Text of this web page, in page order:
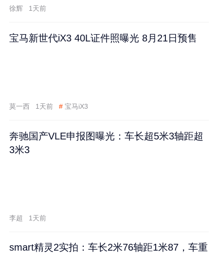
徐辉 1天前
宝马新世代iX3 40L证件照曝光 8月21日预售
莫一西 1天前 # 宝马iX3
奔驰国产VLE申报图曝光：车长超5米3轴距超
3米3
李超 1天前
smart精灵2实拍：车长2米76轴距1米87，车重